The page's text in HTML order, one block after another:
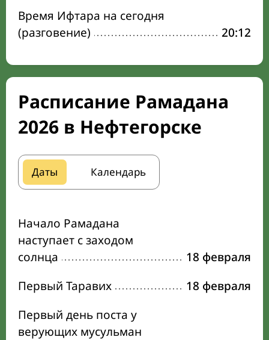
Время Ифтара на сегодня
(разговение)
20:12
Расписание Рамадана
2026 в Нефтегорске
Даты Календарь
Начало Рамадана
наступает с заходом
солнца
18 февраля
Первый Таравих
18 февраля
Первый день поста у
верующих мусульман